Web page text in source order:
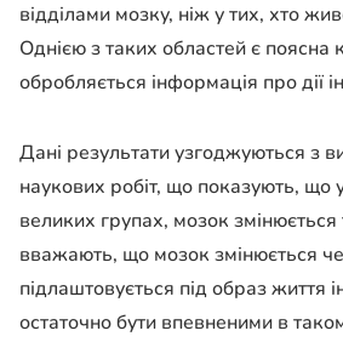
відділами мозку, ніж у тих, хто
Однією з таких областей є поясна
обробляється інформація про дії
Дані результати узгоджуються з
наукових робіт, що показують, що
великих групах, мозок
вважають, що мозок змінюється
підлаштовується під образ життя
остаточно бути впевненими в